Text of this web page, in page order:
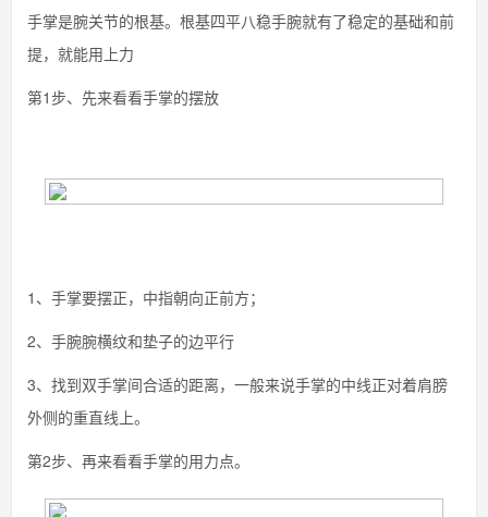
手掌是腕关节的根基。根基四平八稳手腕就有了稳定的基础和前
提，就能用上力
第1步、先来看看手掌的摆放
1、手掌要摆正，中指朝向正前方；
2、手腕腕横纹和垫子的边平行
3、找到双手掌间合适的距离，一般来说手掌的中线正对着肩膀
外侧的重直线上。
第2步、再来看看手掌的用力点。